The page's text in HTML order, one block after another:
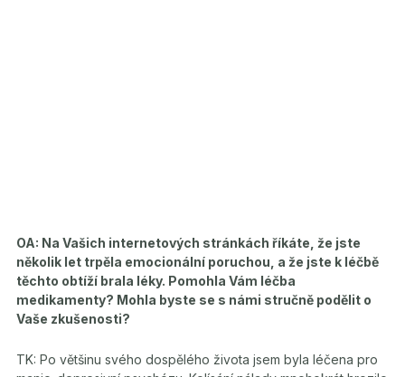
OA: Na Vašich internetových stránkách říkáte, že jste
několik let trpěla emocionální poruchou, a že jste k léčbě
těchto obtíží brala léky. Pomohla Vám léčba
medikamenty? Mohla byste se s námi stručně podělit o
Vaše zkušenosti?
TK: Po většinu svého dospělého života jsem byla léčena pro